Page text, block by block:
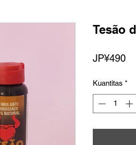
Tesão
JP¥490
Kuantitas *